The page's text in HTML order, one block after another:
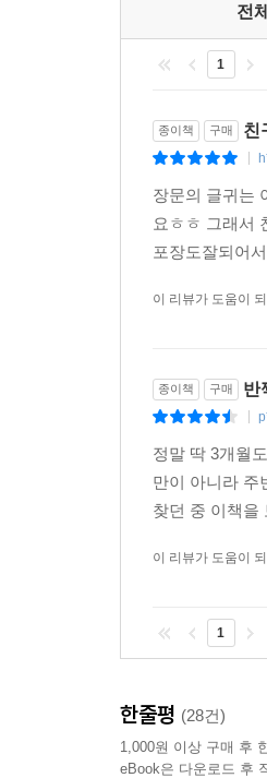
전
1
종이책 구매 친
장문의 글귀는
요ㅎㅎ 그래서
포장도잘되어
이 리뷰가 도움이
종이책 구매 반
정말 딱 3개월
만이 아니라 주
찾던 중 이책을
이 리뷰가 도움이
1
한줄평 (28건)
1,000원 이상 구매 후
eBook은 다운로드 후